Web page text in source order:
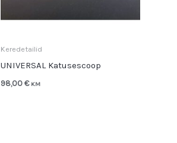
Keredetailid
UNIVERSAL Katusescoop
98,00€ KM